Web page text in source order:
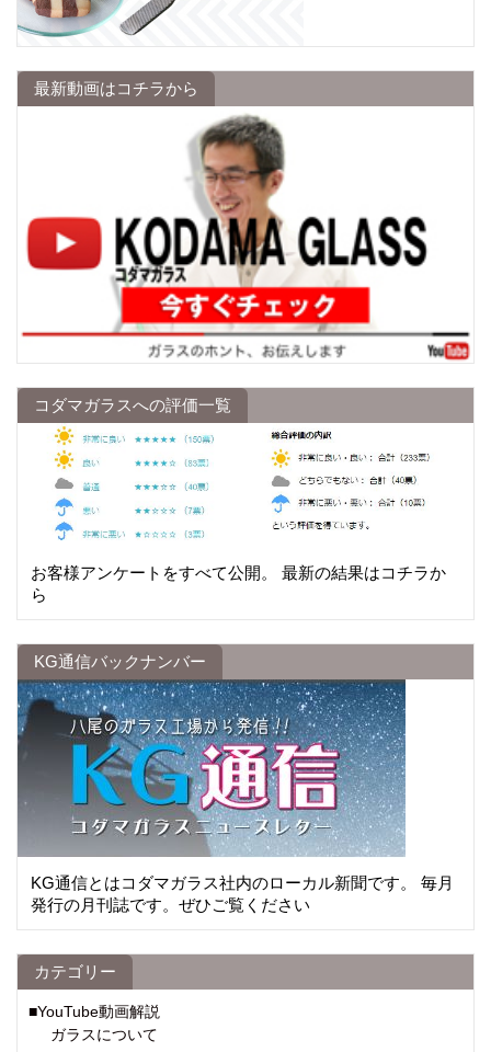
最新動画はコチラから
コダマガラスへの評価一覧
お客様アンケートをすべて公開。 最新の結果はコチラか
ら
KG通信バックナンバー
KG通信とはコダマガラス社内のローカル新聞です。 毎月
発行の月刊誌です。ぜひご覧ください
カテゴリー
■YouTube動画解説
ガラスについて